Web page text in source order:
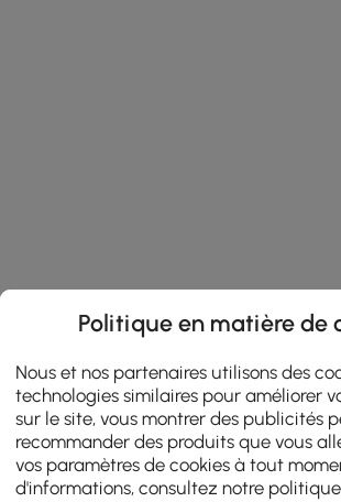
Politique en matière de
Nous et nos partenaires utilisons des
technologies similaires pour améliorer
sur le site, vous montrer des publicités
recommander des produits que vous
vos paramètres de cookies à tout
d'informations, consultez notre